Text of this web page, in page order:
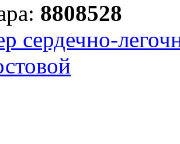
8808528
сердечно-